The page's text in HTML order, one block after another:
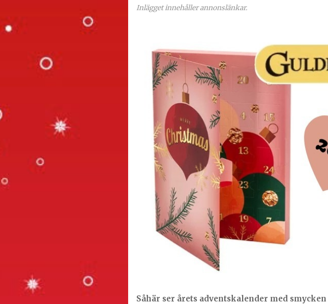
Inlägget innehåller annonslänkar.
Såhär ser årets adventskalender med